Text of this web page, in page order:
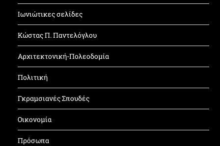
Ιωνιώτικες σελίδες
Κώστας Π. Παντελόγλου
Αρχιτεκτονική-Πολεοδομία
Πολιτική
Γκραμσιανές Σπουδές
Οικονομία
Πρόσωπα